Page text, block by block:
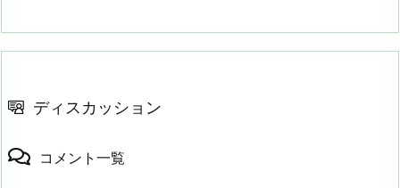
ディスカッション
コメント一覧